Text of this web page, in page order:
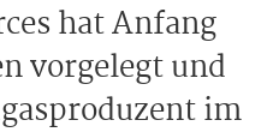
hat Anfang
vorgelegt und
im